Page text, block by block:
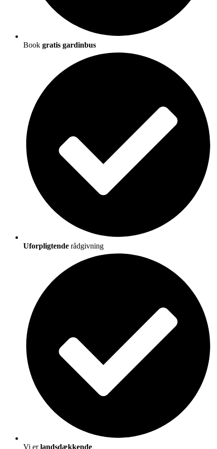
Book gratis gardinbus
Uforpligtende rådgivning
Vi erlandsdækkende